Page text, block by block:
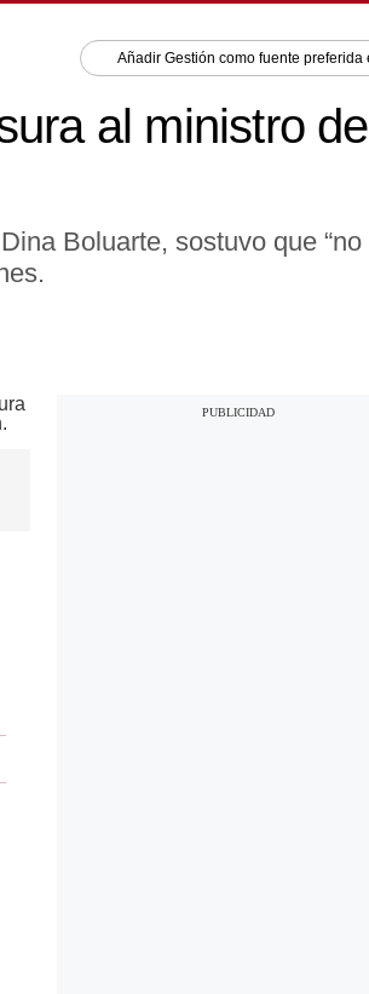
Añadir Gestión como fuente preferida
al ministro
Boluarte, sostuvo que “no